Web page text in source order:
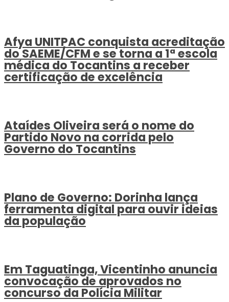
Afya UNITPAC conquista acreditação
do SAEME/CFM e se torna a 1ª escola
médica do Tocantins a receber
certificação de excelência
Ataídes Oliveira será o nome do
Partido Novo na corrida pelo
Governo do Tocantins
Plano de Governo: Dorinha lança
ferramenta digital para ouvir ideias
da população
Em Taguatinga, Vicentinho anuncia
convocação de aprovados no
concurso da Polícia Militar